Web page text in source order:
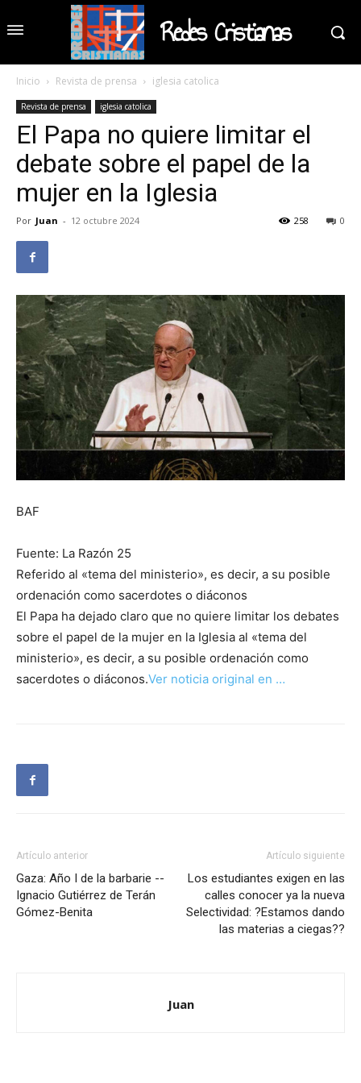
Redes Cristianas
Inicio Revista de prensa iglesia catolica
Revista de prensa iglesia catolica
El Papa no quiere limitar el
debate sobre el papel de la
mujer en la Iglesia
Por Juan - 12 octubre 2024 0
258
BAF
Fuente: La Razón 25
Referido al «tema del ministerio», es decir, a su posible
ordenación como sacerdotes o diáconos
El Papa ha dejado claro que no quiere limitar los debates
sobre el papel de la mujer en la Iglesia al «tema del
ministerio», es decir, a su posible ordenación como
sacerdotes o diáconos.Ver noticia original en …
Artículo anterior
Gaza: Año I de la barbarie --
Ignacio Gutiérrez de Terán
Gómez-Benita
Artículo siguiente
Los estudiantes exigen en las
calles conocer ya la nueva
Selectividad: ?Estamos dando
las materias a ciegas??
Juan